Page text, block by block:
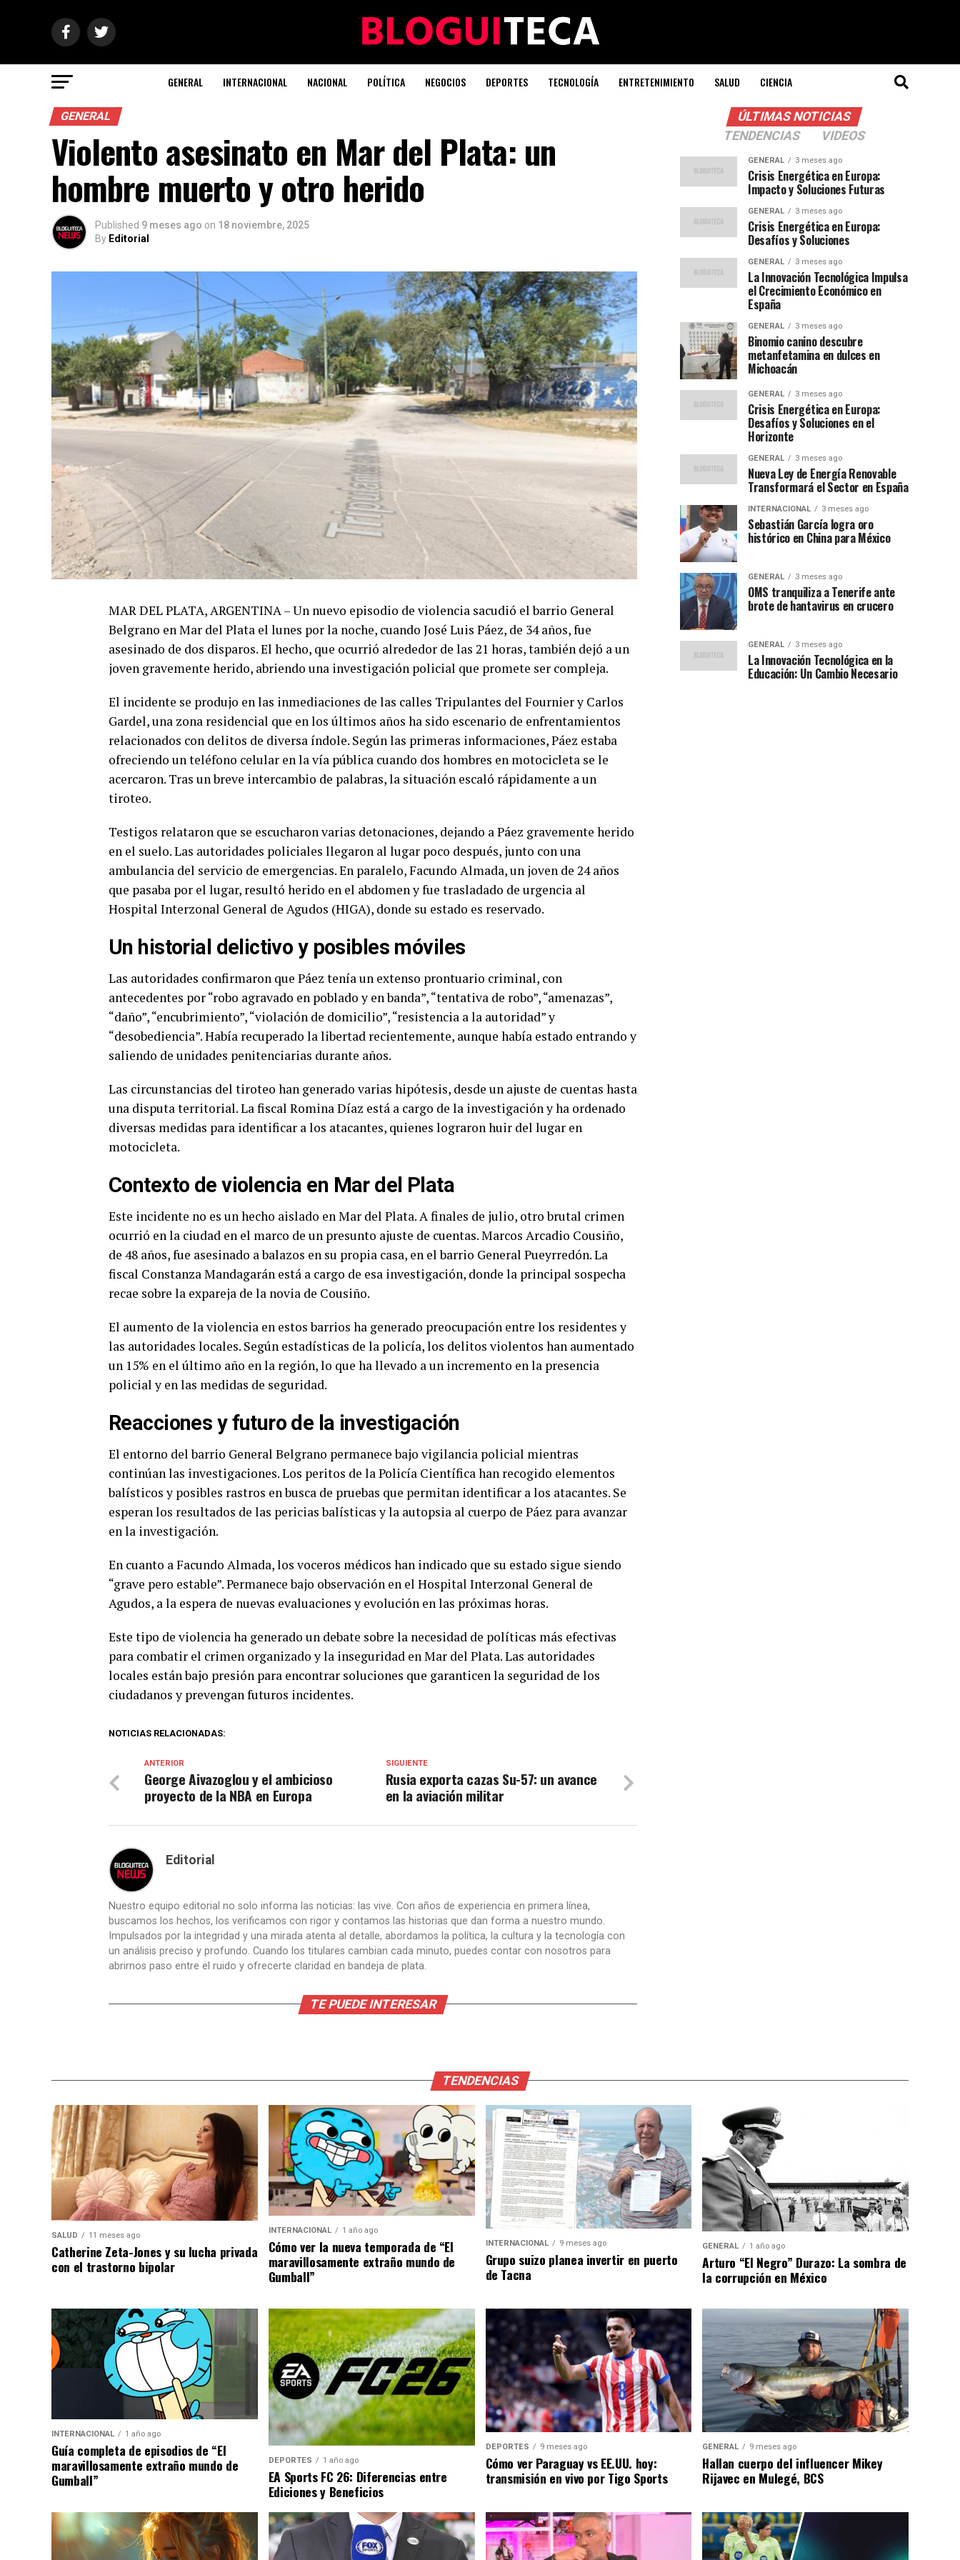
GENERAL INTERNACIONAL NACIONAL POLÍTICA NEGOCIOS DEPORTES TECNOLOGÍA ENTRETENIMIENTO SALUD CIENCIA
GENERAL
Violento asesinato en Mar del Plata: un
hombre muerto y otro herido
Published 9 meses ago on 18 noviembre, 2025
By Editorial
MAR DEL PLATA, ARGENTINA – Un nuevo episodio de violencia sacudió el barrio General
Belgrano en Mar del Plata el lunes por la noche, cuando José Luis Páez, de 34 años, fue
asesinado de dos disparos. El hecho, que ocurrió alrededor de las 21 horas, también dejó a un
joven gravemente herido, abriendo una investigación policial que promete ser compleja.
El incidente se produjo en las inmediaciones de las calles Tripulantes del Fournier y Carlos
Gardel, una zona residencial que en los últimos años ha sido escenario de enfrentamientos
relacionados con delitos de diversa índole. Según las primeras informaciones, Páez estaba
ofreciendo un teléfono celular en la vía pública cuando dos hombres en motocicleta se le
acercaron. Tras un breve intercambio de palabras, la situación escaló rápidamente a un
tiroteo.
Testigos relataron que se escucharon varias detonaciones, dejando a Páez gravemente herido
en el suelo. Las autoridades policiales llegaron al lugar poco después, junto con una
ambulancia del servicio de emergencias. En paralelo, Facundo Almada, un joven de 24 años
que pasaba por el lugar, resultó herido en el abdomen y fue trasladado de urgencia al
Hospital Interzonal General de Agudos (HIGA), donde su estado es reservado.
Un historial delictivo y posibles móviles
Las autoridades confirmaron que Páez tenía un extenso prontuario criminal, con
antecedentes por “robo agravado en poblado y en banda”, “tentativa de robo”, “amenazas”,
“daño”, “encubrimiento”, “violación de domicilio”, “resistencia a la autoridad” y
“desobediencia”. Había recuperado la libertad recientemente, aunque había estado entrando y
saliendo de unidades penitenciarias durante años.
Las circunstancias del tiroteo han generado varias hipótesis, desde un ajuste de cuentas hasta
una disputa territorial. La fiscal Romina Díaz está a cargo de la investigación y ha ordenado
diversas medidas para identificar a los atacantes, quienes lograron huir del lugar en
motocicleta.
Contexto de violencia en Mar del Plata
Este incidente no es un hecho aislado en Mar del Plata. A finales de julio, otro brutal crimen
ocurrió en la ciudad en el marco de un presunto ajuste de cuentas. Marcos Arcadio Cousiño,
de 48 años, fue asesinado a balazos en su propia casa, en el barrio General Pueyrredón. La
fiscal Constanza Mandagarán está a cargo de esa investigación, donde la principal sospecha
recae sobre la expareja de la novia de Cousiño.
El aumento de la violencia en estos barrios ha generado preocupación entre los residentes y
las autoridades locales. Según estadísticas de la policía, los delitos violentos han aumentado
un 15% en el último año en la región, lo que ha llevado a un incremento en la presencia
policial y en las medidas de seguridad.
Reacciones y futuro de la investigación
El entorno del barrio General Belgrano permanece bajo vigilancia policial mientras
continúan las investigaciones. Los peritos de la Policía Científica han recogido elementos
balísticos y posibles rastros en busca de pruebas que permitan identificar a los atacantes. Se
esperan los resultados de las pericias balísticas y la autopsia al cuerpo de Páez para avanzar
en la investigación.
En cuanto a Facundo Almada, los voceros médicos han indicado que su estado sigue siendo
“grave pero estable”. Permanece bajo observación en el Hospital Interzonal General de
Agudos, a la espera de nuevas evaluaciones y evolución en las próximas horas.
Este tipo de violencia ha generado un debate sobre la necesidad de políticas más efectivas
para combatir el crimen organizado y la inseguridad en Mar del Plata. Las autoridades
locales están bajo presión para encontrar soluciones que garanticen la seguridad de los
ciudadanos y prevengan futuros incidentes.
NOTICIAS RELACIONADAS:
SIGUIENTE
Rusia exporta cazas Su-57: un avance
en la aviación militar
ANTERIOR
George Aivazoglou y el ambicioso
proyecto de la NBA en Europa
Editorial
Nuestro equipo editorial no solo informa las noticias: las vive. Con años de experiencia en primera línea,
buscamos los hechos, los verificamos con rigor y contamos las historias que dan forma a nuestro mundo.
Impulsados por la integridad y una mirada atenta al detalle, abordamos la política, la cultura y la tecnología con
un análisis preciso y profundo. Cuando los titulares cambian cada minuto, puedes contar con nosotros para
abrirnos paso entre el ruido y ofrecerte claridad en bandeja de plata.
TE PUEDE INTERESAR
ÚLTIMAS NOTICIAS
TENDENCIAS
VIDEOS
GENERAL 3 meses ago
Crisis Energética en Europa:
Impacto y Soluciones Futuras
GENERAL 3 meses ago
Crisis Energética en Europa:
Desafíos y Soluciones
GENERAL 3 meses ago
La Innovación Tecnológica Impulsa
el Crecimiento Económico en
España
GENERAL 3 meses ago
Binomio canino descubre
metanfetamina en dulces en
Michoacán
GENERAL 3 meses ago
Crisis Energética en Europa:
Desafíos y Soluciones en el
Horizonte
GENERAL 3 meses ago
Nueva Ley de Energía Renovable
Transformará el Sector en España
INTERNACIONAL 3 meses ago
Sebastián García logra oro
histórico en China para México
GENERAL 3 meses ago
OMS tranquiliza a Tenerife ante
brote de hantavirus en crucero
GENERAL 3 meses ago
La Innovación Tecnológica en la
Educación: Un Cambio Necesario
TENDENCIAS
SALUD 11 meses ago
Catherine Zeta-Jones y su lucha privada
con el trastorno bipolar
INTERNACIONAL 1 año ago
Cómo ver la nueva temporada de “El
maravillosamente extraño mundo de
Gumball”
INTERNACIONAL 9 meses ago
Grupo suizo planea invertir en puerto
de Tacna
GENERAL 1 año ago
Arturo “El Negro” Durazo: La sombra de
la corrupción en México
INTERNACIONAL 1 año ago
Guía completa de episodios de “El
maravillosamente extraño mundo de
Gumball”
DEPORTES 1 año ago
EA Sports FC 26: Diferencias entre
Ediciones y Beneficios
DEPORTES 9 meses ago
Cómo ver Paraguay vs EE.UU. hoy:
transmisión en vivo por Tigo Sports
GENERAL 9 meses ago
Hallan cuerpo del influencer Mikey
Rijavec en Mulegé, BCS